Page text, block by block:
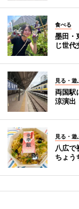
食べる
墨田・
じ世代
見る・遊
両国
涼演出
見る・遊
八広
ちょう